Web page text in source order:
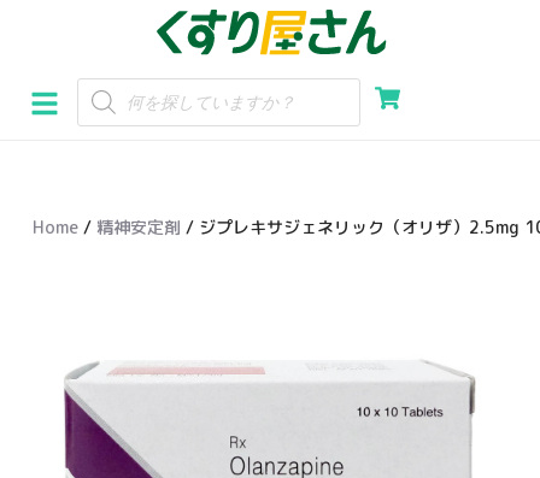
ン
テ
スHome / 精神安定剤 / ジプレキサジェネリック（オリザ）2.5mg